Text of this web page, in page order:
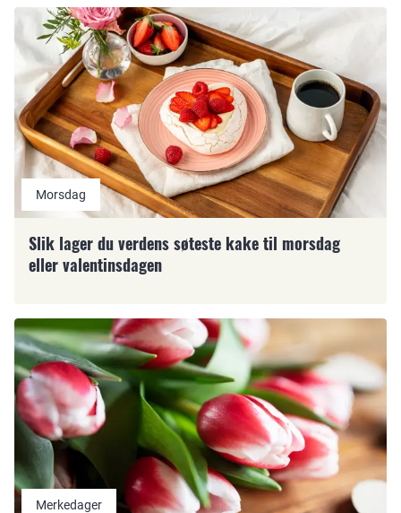
Morsdag
Slik lager du verdens søteste kake til morsdag
eller valentinsdagen
Merkedager